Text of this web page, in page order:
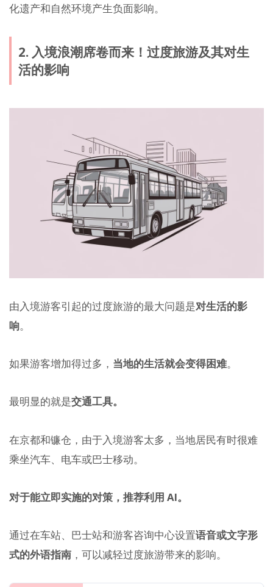
化遗产和自然环境产生负面影响。
2. 入境浪潮席卷而来！过度旅游及其对生
活的影响
由入境游客引起的过度旅游的最大问题是对生活的影
响。
如果游客增加得过多， 当地的生活就会变得困难。
最明显的就是交通工具。
在京都和镰仓，由于入境游客太多，当地居民有时很难
乘坐汽车、电车或巴士移动。
对于能立即实施的对策，推荐利用 AI。
通过在车站、巴士站和游客咨询中心设置语音或文字形
式的外语指南 ，可以减轻过度旅游带来的影响。